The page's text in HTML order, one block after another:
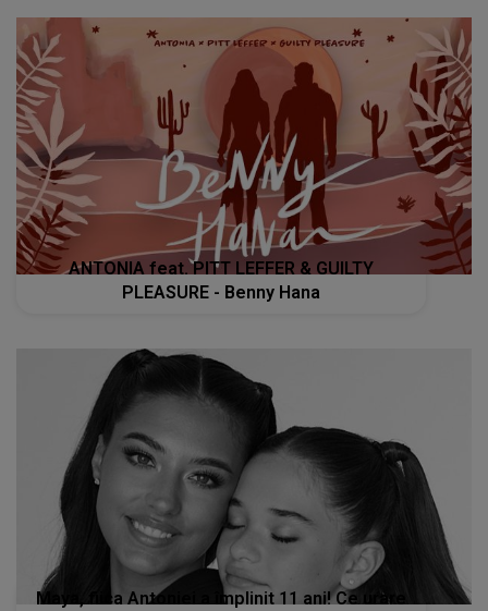
ANTONIA feat. PITT LEFFER & GUILTY
PLEASURE - Benny Hana
Maya, fiica Antoniei a împlinit 11 ani! Ce urare